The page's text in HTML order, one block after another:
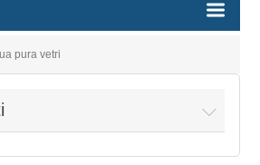
pura vetri